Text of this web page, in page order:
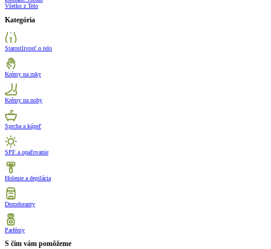
Všetko z Telo
Kategória
Starostlivosť o telo
Krémy na ruky
Krémy na nohy
Sprcha a kúpeľ
SPF a opaľovanie
Holenie a depilácia
Dezodoranty
Parfémy
S čím vám pomôžeme